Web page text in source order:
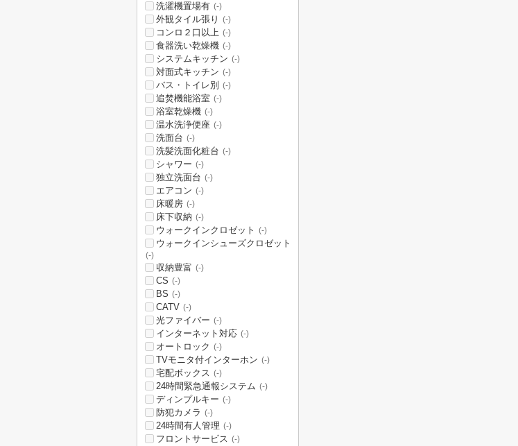
洗濯機置場有 (-)
外観タイル張り (-)
コンロ２口以上 (-)
食器洗い乾燥機 (-)
システムキッチン (-)
対面式キッチン (-)
バス・トイレ別 (-)
追焚機能浴室 (-)
浴室乾燥機 (-)
温水洗浄便座 (-)
洗面台 (-)
洗髪洗面化粧台 (-)
シャワー (-)
独立洗面台 (-)
エアコン (-)
床暖房 (-)
床下収納 (-)
ウォークインクロゼット (-)
ウォークインシューズクロゼット
(-)
収納豊富 (-)
CS (-)
BS (-)
CATV (-)
光ファイバー (-)
インターネット対応 (-)
オートロック (-)
TVモニタ付インターホン (-)
宅配ボックス (-)
24時間緊急通報システム (-)
ディンプルキー (-)
防犯カメラ (-)
24時間有人管理 (-)
フロントサービス (-)